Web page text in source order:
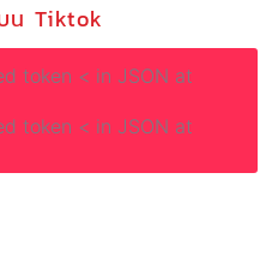
น Tiktok
token < in JSON at
token < in JSON at